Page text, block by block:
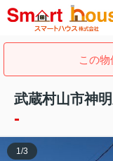
この物
武蔵村山市神
-
1/3